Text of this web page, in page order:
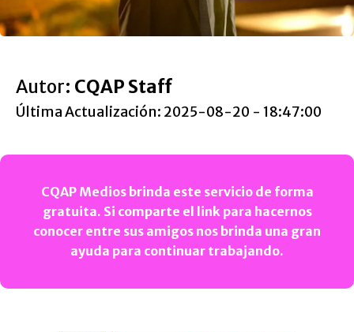
Autor: CQAP Staff
Última Actualización: 2025-08-20 - 18:47:00
CQAP Medios brinda este servicio de forma
gratuita. Si comparte el link para hacernos
conocer entre sus amigos nos brinda una gran
ayuda para continuar trabajando.